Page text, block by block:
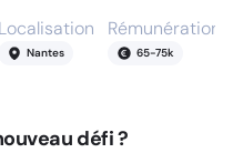
Localisation
Nantes
Rémunération
65-75k
défi ?